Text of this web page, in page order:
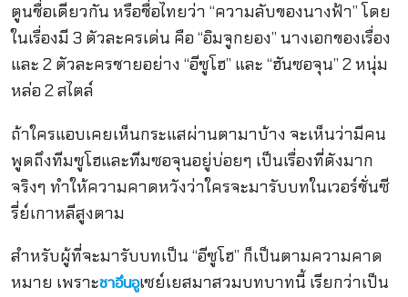
ตูนชื่อเดียวกัน หรือชื่อไทยว่า “ความลับของนางฟ้า” โดย
ในเรื่องมี 3 ตัวละครเด่น คือ “อิมจูกยอง” นางเอกของเรื่อง
และ 2 ตัวละครชายอย่าง “อีซูโฮ” และ “ฮันซอจุน” 2 หนุ่ม
หล่อ 2 สไตล์
ถ้าใครแอบเคยเห็นกระแสผ่านตามาบ้าง จะเห็นว่ามีคน
พูดถึงทีมซูโฮและทีมซอจุนอยู่บ่อยๆ เป็นเรื่องที่ดังมาก
จริงๆ ทำให้ความคาดหวังว่าใครจะมารับบทในเวอร์ชั่นซี
รี่ย์เกาหลีสูงตาม
สำหรับผู้ที่จะมารับบทเป็น “อีซูโฮ” ก็เป็นตามความคาด
หมาย เพราะชาอึนอูเซย์เยสมาสวมบทบาทนี้ เรียกว่าเป็น